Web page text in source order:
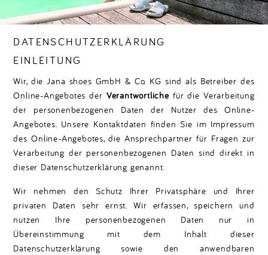
DATENSCHUTZERKLÄRUNG
EINLEITUNG
Wir, die Jana shoes GmbH & Co. KG sind als Betreiber des
Online-Angebotes der Verantwortliche für die Verarbeitung
der personenbezogenen Daten der Nutzer des Online-
Angebotes. Unsere Kontaktdaten finden Sie im Impressum
des Online-Angebotes, die Ansprechpartner für Fragen zur
Verarbeitung der personenbezogenen Daten sind direkt in
dieser Datenschutzerklärung genannt.
Wir nehmen den Schutz Ihrer Privatsphäre und Ihrer
privaten Daten sehr ernst. Wir erfassen, speichern und
nutzen Ihre personenbezogenen Daten nur in
Übereinstimmung mit dem Inhalt dieser
Datenschutzerklärung sowie den anwendbaren